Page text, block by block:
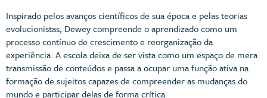
Inspirado pelos avanços científicos de sua época e pelas teorias
evolucionistas, Dewey compreende o aprendizado como um
processo contínuo de crescimento e reorganização da
experiência. A escola deixa de ser vista como um espaço de mera
transmissão de conteúdos e passa a ocupar uma função ativa na
formação de sujeitos capazes de compreender as mudanças do
mundo e participar delas de forma crítica.